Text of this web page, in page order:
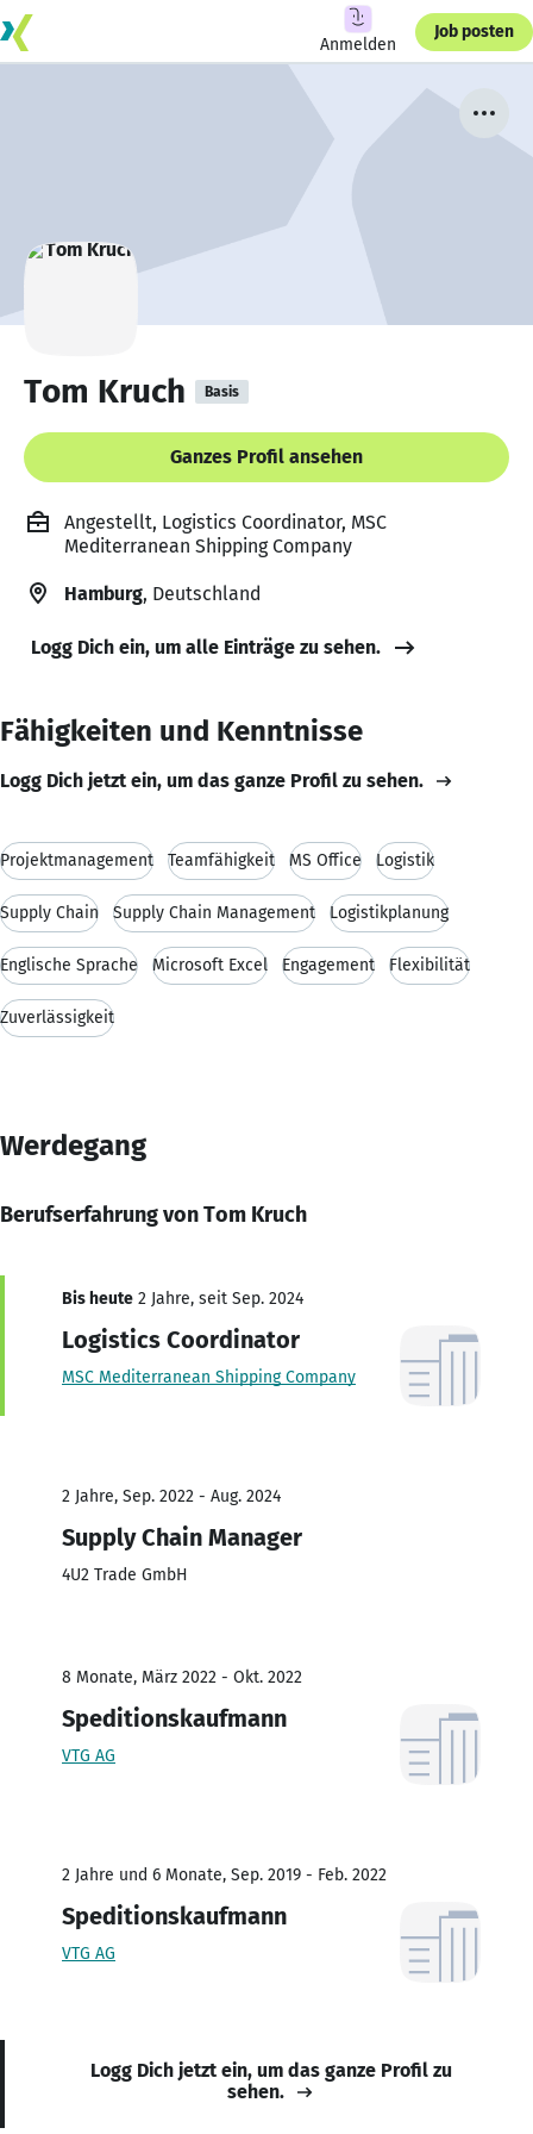
Anmelden
Job posten
Tom Kruch Basis
Ganzes Profil ansehen
Angestellt, Logistics Coordinator, MSC
Mediterranean Shipping Company
Hamburg, Deutschland
Logg Dich ein, um alle Einträge zu sehen.
Fähigkeiten und Kenntnisse
Logg Dich jetzt ein, um das ganze Profil zu sehen.
Projektmanagement Teamfähigkeit MS Office Logistik
Supply Chain Supply Chain Management Logistikplanung
Englische Sprache Microsoft Excel Engagement Flexibilität
Zuverlässigkeit
Werdegang
Berufserfahrung von Tom Kruch
Bis heute 2 Jahre, seit Sep. 2024
Logistics Coordinator
MSC Mediterranean Shipping Company
2 Jahre, Sep. 2022 - Aug. 2024
Supply Chain Manager
4U2 Trade GmbH
8 Monate, März 2022 - Okt. 2022
Speditionskaufmann
VTG AG
2 Jahre und 6 Monate, Sep. 2019 - Feb. 2022
Speditionskaufmann
VTG AG
Logg Dich jetzt ein, um das ganze Profil zu
sehen.